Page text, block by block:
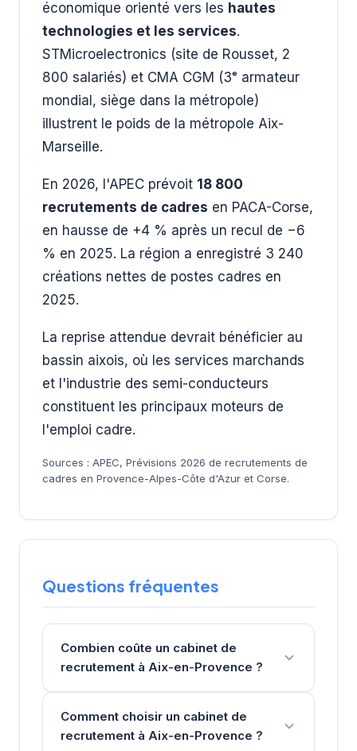
économique orienté vers les hautes
technologies et les services.
STMicroelectronics (site de Rousset, 2
800 salariés) et CMA CGM (3ᵉ armateur
mondial, siège dans la métropole)
illustrent le poids de la métropole Aix-
Marseille.
En 2026, l'APEC prévoit 18 800
recrutements de cadres en PACA-Corse,
en hausse de +4 % après un recul de −6
% en 2025. La région a enregistré 3 240
créations nettes de postes cadres en
2025.
La reprise attendue devrait bénéficier au
bassin aixois, où les services marchands
et l'industrie des semi-conducteurs
constituent les principaux moteurs de
l'emploi cadre.
Sources : APEC, Prévisions 2026 de recrutements de
cadres en Provence-Alpes-Côte d'Azur et Corse.
Questions fréquentes
Combien coûte un cabinet de
recrutement à Aix-en-Provence ?
Comment choisir un cabinet de
recrutement à Aix-en-Provence ?